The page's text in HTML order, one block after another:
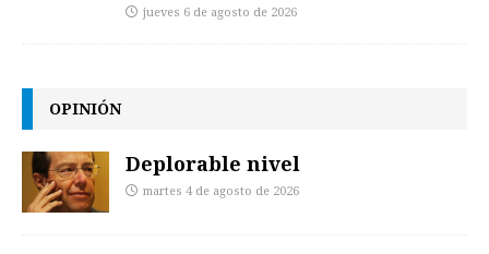
jueves 6 de agosto de 2026
OPINIÓN
Deplorable nivel
martes 4 de agosto de 2026